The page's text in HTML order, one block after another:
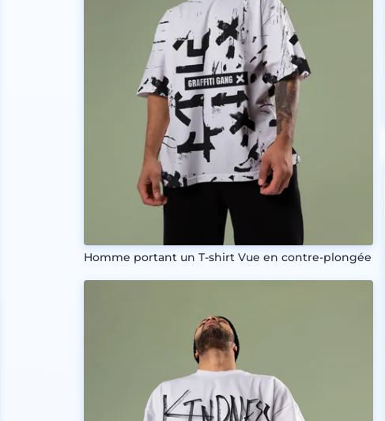
Homme portant un T-shirt Vue en contre-plongée